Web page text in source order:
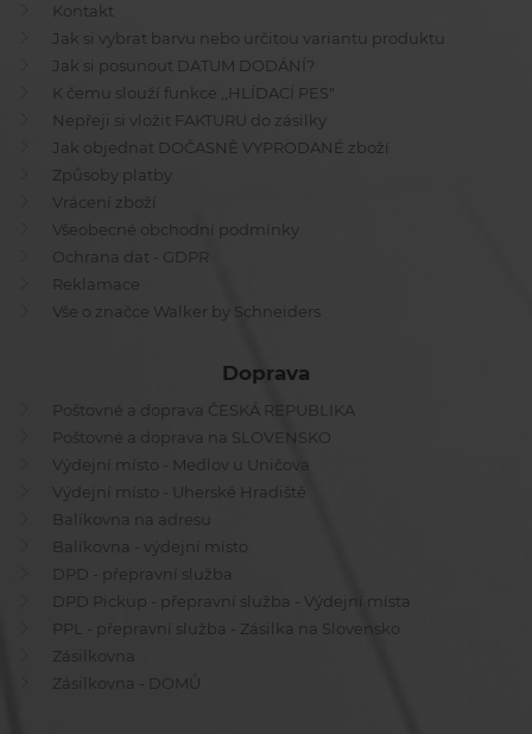
Kontakt
Jak si vybrat barvu nebo určitou variantu produktu
Jak si posunout DATUM DODÁNÍ?
K čemu slouží funkce ,,HLÍDACÍ PES"
Nepřeji si vložit FAKTURU do zásilky
Jak objednat DOČASNĚ VYPRODANÉ zboží
Způsoby platby
Vrácení zboží
Všeobecné obchodní podmínky
Ochrana dat - GDPR
Reklamace
Vše o značce Walker by Schneiders
Doprava
Poštovné a doprava ČESKÁ REPUBLIKA
Poštovné a doprava na SLOVENSKO
Výdejní místo - Medlov u Uničova
Výdejní místo - Uherské Hradiště
Balíkovna na adresu
Balíkovna - výdejní místo
DPD - přepravní služba
DPD Pickup - přepravní služba - Výdejní místa
PPL - přepravní služba - Zásilka na Slovensko
Zásilkovna
Zásilkovna - DOMŮ